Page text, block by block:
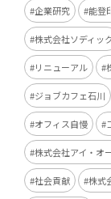
企業研究 能登
株式会社ソディッ
リニューアル
ジョブカフェ石川
オフィス自慢
株式会社アイ・オ
社会貢献 株式